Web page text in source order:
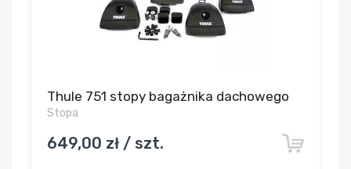
Thule 751 stopy bagażnika dachowego
Stopa
649,00 zł / szt.